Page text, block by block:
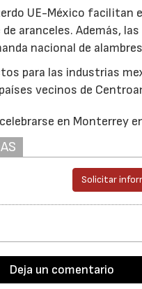
UE-México facilitan
aranceles. Además,
nacional de
para las industrias
vecinos de
en Monterrey
Solicitar
Deja un comentario